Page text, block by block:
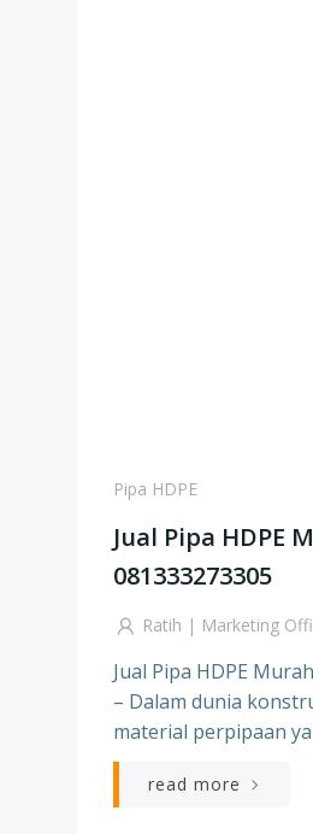
Pipa HDPE
Jual Pipa HDPE
081333273305
Ratih | Marketing
Jual Pipa HDPE
– Dalam dunia
material perpipaan
read more